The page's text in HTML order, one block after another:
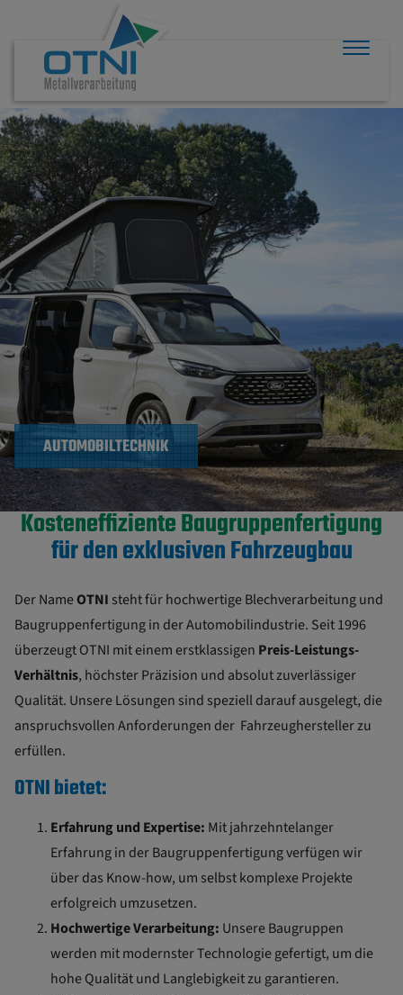
AUTOMOBILTECHNIK
Kosteneffiziente Baugruppenfertigung
für den exklusiven Fahrzeugbau
Der NameOTNI steht für hochwertige Blechverarbeitung und
Baugruppenfertigung in der Automobilindustrie. Seit 1996
überzeugt OTNI mit einem erstklassigen Preis-Leistungs-
Verhältnis, höchster Präzision und absolut zuverlässiger
Qualität. Unsere Lösungen sind speziell darauf ausgelegt, die
anspruchsvollen Anforderungen der Fahrzeughersteller zu
erfüllen.
OTNI bietet:
Erfahrung und Expertise: Mit jahrzehntelanger
Erfahrung in der Baugruppenfertigung verfügen wir
über das Know-how, um selbst komplexe Projekte
erfolgreich umzusetzen.
Hochwertige Verarbeitung: Unsere Baugruppen
werden mit modernster Technologie gefertigt, um die
hohe Qualität und Langlebigkeit zu garantieren.